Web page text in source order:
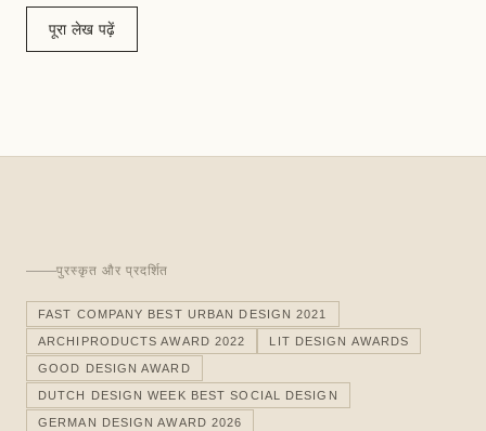
पूरा लेख पढ़ें
पुरस्कृत और प्रदर्शित
FAST COMPANY BEST URBAN DESIGN 2021
ARCHIPRODUCTS AWARD 2022 LIT DESIGN AWARDS
GOOD DESIGN AWARD
DUTCH DESIGN WEEK BEST SOCIAL DESIGN
GERMAN DESIGN AWARD 2026